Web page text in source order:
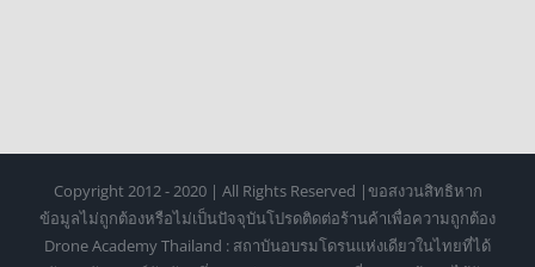
Copyright 2012 - 2020 | All Rights Reserved |ขอสงวนสิทธิหาก
ข้อมูลไม่ถูกต้องหรือไม่เป็นปัจจุบันโปรดติดต่อร้านค้าเพื่อความถูกต้อง
Drone Academy Thailand : สถาบันอบรมโดรนแห่งเดียวในไทยที่ได้